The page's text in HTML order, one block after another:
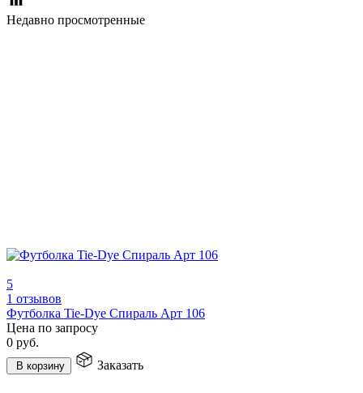
Недавно просмотренные
5
1 отзывов
Футболка Tie-Dye Спираль Арт 106
Цена по запросу
0 руб.
В корзину Заказать